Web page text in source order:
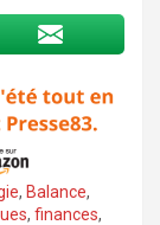
, Balance,
, finances,